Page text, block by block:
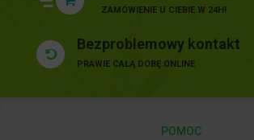
ZAMÓWIENIE U CIEBIE W 24H!
Bezproblemowy kontakt
PRAWIE CAŁĄ DOBĘ ONLINE
POMOC